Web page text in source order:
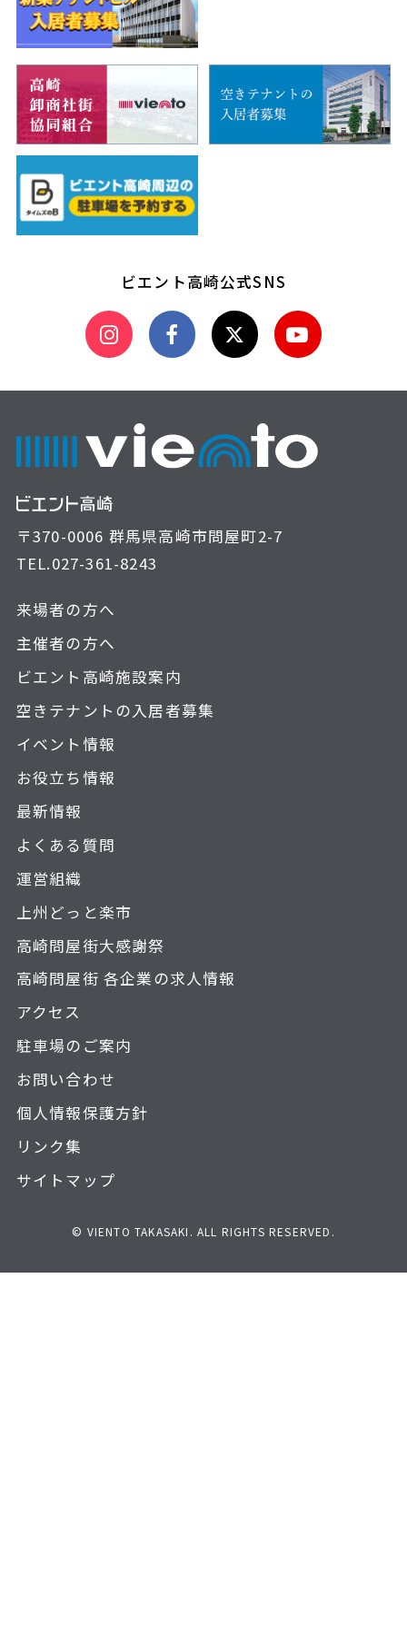
ビエント高崎公式SNS
〒370-0006 群馬県高崎市問屋町2-7
TEL.027-361-8243
来場者の方へ
主催者の方へ
ビエント高崎施設案内
空きテナントの入居者募集
イベント情報
お役立ち情報
最新情報
よくある質問
運営組織
上州どっと楽市
高崎問屋街大感謝祭
高崎問屋街 各企業の求人情報
アクセス
駐車場のご案内
お問い合わせ
個人情報保護方針
リンク集
サイトマップ
© VIENTO TAKASAKI. ALL RIGHTS RESERVED.